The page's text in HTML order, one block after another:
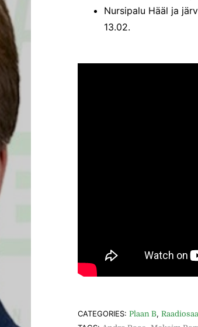
Nursipalu Hääl ja
13.02.
CATEGORIES: Plaan B,